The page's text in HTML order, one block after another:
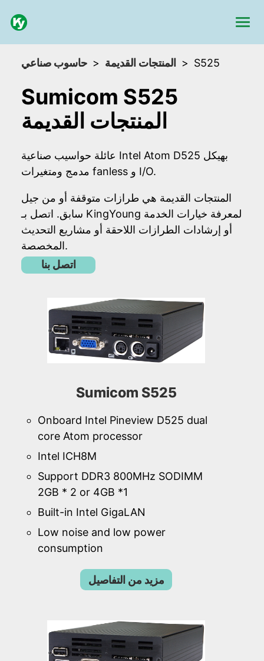
حاسوب صناعي المنتجات القديمة S525
Sumicom S525
المنتجات القديمة
عائلة حواسيب صناعية Intel Atom D525 بهيكل
مدمج ومتغيرات fanless و I/O.
المنتجات القديمة هي طرازات متوقفة أو من جيل
سابق. اتصل بـ KingYoung لمعرفة خيارات الخدمة
أو إرشادات الطرازات اللاحقة أو مشاريع التحديث
المخصصة.
اتصل بنا
Sumicom S525
Onboard Intel Pineview D525 dual
core Atom processor
Intel ICH8M
Support DDR3 800MHz SODIMM
2GB * 2 or 4GB *1
Built-in Intel GigaLAN
Low noise and low power
consumption
مزيد من التفاصيل